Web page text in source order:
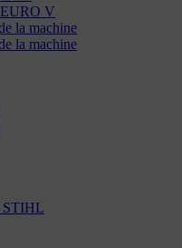
EURO V
la machine
la machine
STIHL